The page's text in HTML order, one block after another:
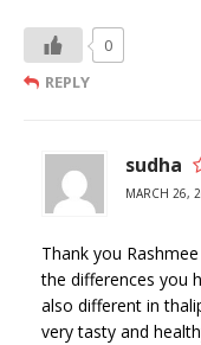
0
REPLY
sudha
MARCH 26,
Thank you
the differences you
also different in
very tasty and